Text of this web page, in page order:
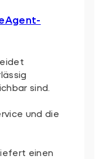
sind.
und die
einen